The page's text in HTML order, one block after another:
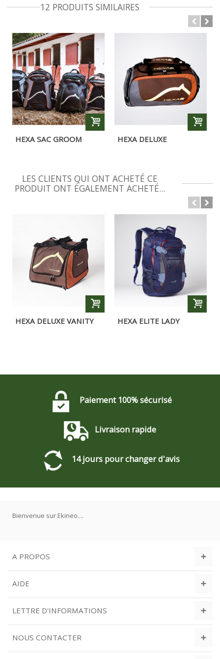
12 PRODUITS SIMILAIRES
HEXA SAC GROOM
HEXA DELUXE
LES CLIENTS QUI ONT ACHETÉ CE
PRODUIT ONT ÉGALEMENT ACHETÉ...
HEXA DELUXE VANITY
HEXA ELITE LADY
Paiement 100% sécurisé
Livraison rapide
14 jours pour changer d'avis
Bienvenue sur Ekineo....
A PROPOS
AIDE
LETTRE D'INFORMATIONS
NOUS CONTACTER